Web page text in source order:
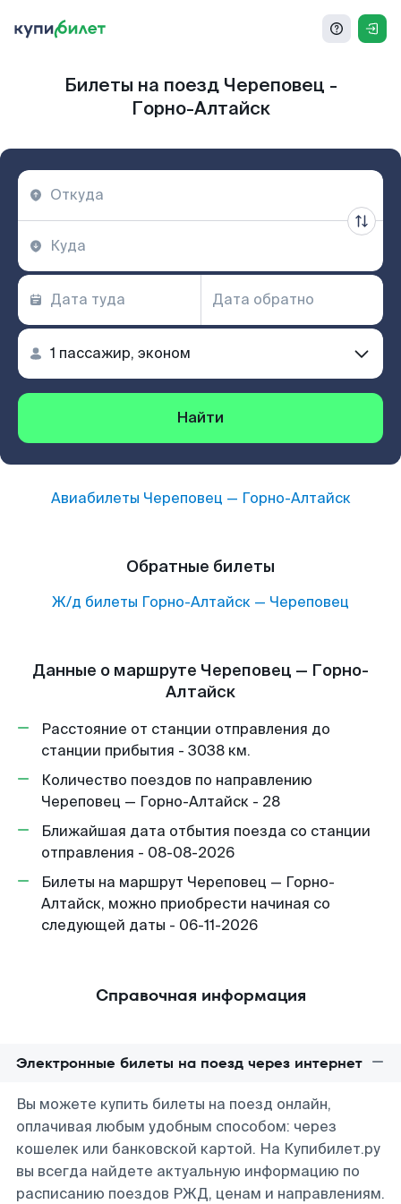
Билеты на поезд Череповец -
Горно-Алтайск
Найти
Авиабилеты Череповец — Горно-Алтайск
Обратные билеты
Ж/д билеты Горно-Алтайск — Череповец
Данные о маршруте Череповец — Горно-
Алтайск
Расстояние от станции отправления до
станции прибытия - 3038 км.
Количество поездов по направлению
Череповец — Горно-Алтайск - 28
Ближайшая дата отбытия поезда со станции
отправления - 08-08-2026
Билеты на маршрут Череповец — Горно-
Алтайск, можно приобрести начиная со
следующей даты - 06-11-2026
Справочная информация
Электронные билеты на поезд через интернет
Вы можете купить билеты на поезд онлайн,
оплачивая любым удобным способом: через
кошелек или банковской картой. На Купибилет.ру
вы всегда найдете актуальную информацию по
расписанию поездов РЖД, ценам и направлениям.